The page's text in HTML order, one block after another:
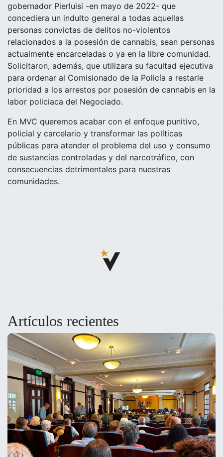
gobernador Pierluisi -en mayo de 2022- que
concediera un indulto general a todas aquellas
personas convictas de delitos no-violentos
relacionados a la posesión de cannabis, sean personas
actualmente encarceladas o ya en la libre comunidad.
Solicitaron, además, que utilizara su facultad ejecutiva
para ordenar al Comisionado de la Policía a restarle
prioridad a los arrestos por posesión de cannabis en la
labor policiaca del Negociado.
En MVC queremos acabar con el enfoque punitivo,
policial y carcelario y transformar las políticas
públicas para atender el problema del uso y consumo
de sustancias controladas y del narcotráfico, con
consecuencias detrimentales para nuestras
comunidades.
Artículos recientes